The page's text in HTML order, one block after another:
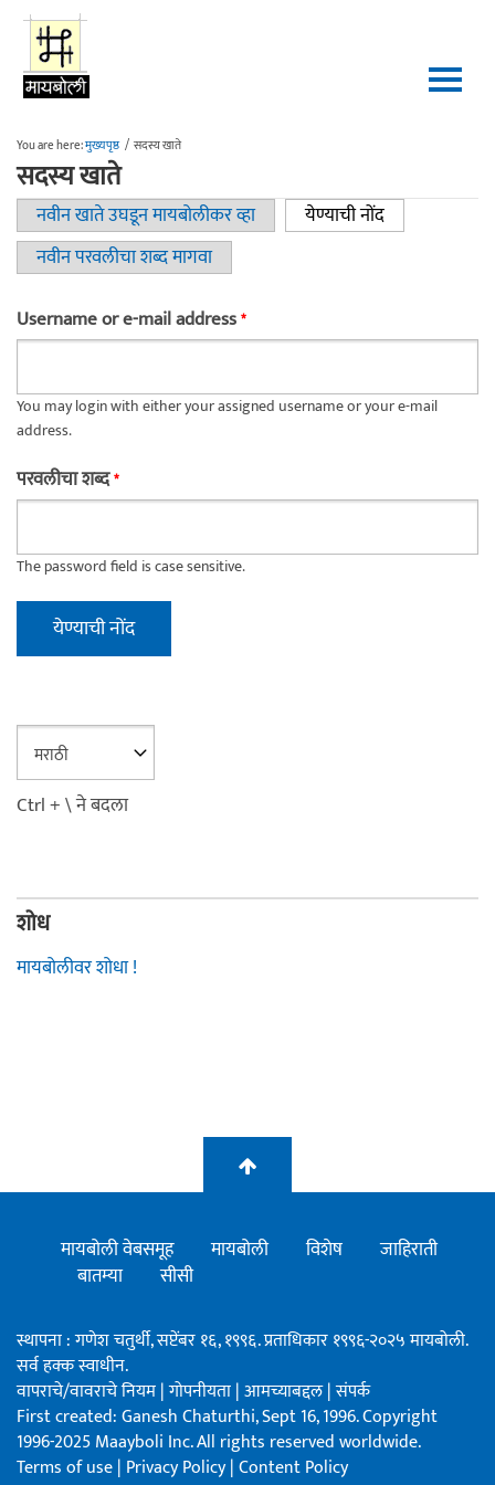
Skip to main content
You are here:मुख्यपृष्ठ / सदस्य खाते
सदस्य खाते
Primary tabs
नवीन खाते उघडून मायबोलीकर व्हा येण्याची नोंद(active tab)
नवीन परवलीचा शब्द मागवा
Username or e-mail address*
You may login with either your assigned username or your e-mail
address.
परवलीचा शब्द*
The password field is case sensitive.
Ctrl + \ ने बदला
शोध
मायबोलीवर शोधा !
मायबोली वेबसमूह मायबोली विशेष
जाहिराती
बातम्या
सीसी
स्थापना : गणेश चतुर्थी, सप्टेंबर १६, १९९६. प्रताधिकार १९९६-२०२५ मायबोली.
सर्व हक्क स्वाधीन.
वापराचे/वावराचे नियम|गोपनीयता|आमच्याबद्दल|संपर्क
First created: Ganesh Chaturthi, Sept 16, 1996. Copyright
1996-2025 Maayboli Inc. All rights reserved worldwide.
Terms of use| Privacy Policy|Content Policy